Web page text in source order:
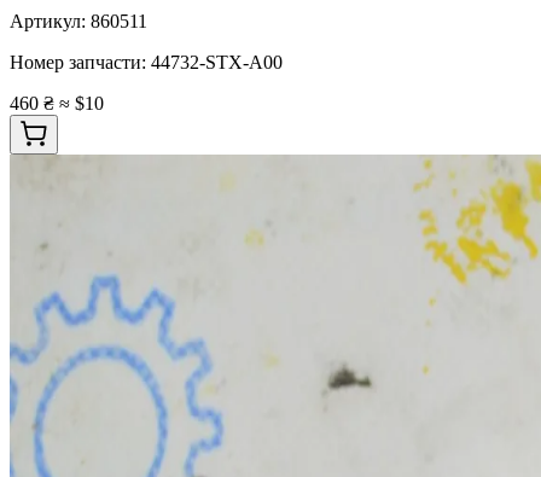
Артикул: 860511
Номер запчасти: 44732-STX-A00
460 ₴ ≈ $10